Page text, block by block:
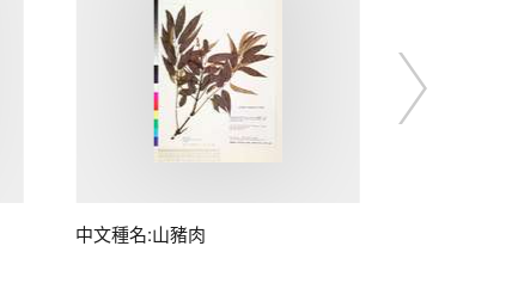
中文種名:山豬肉